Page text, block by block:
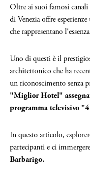
Oltre ai suoi famosi
di Venezia offre
che rappresentano
Uno di questi è il
architettonico che ha
un riconoscimento senza
"Miglior Hotel"
programma televisivo
In questo articolo,
partecipanti e ci
Barbarigo.